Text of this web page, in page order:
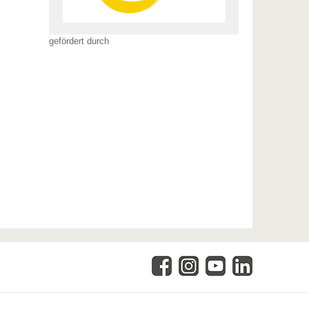
gefördert durch